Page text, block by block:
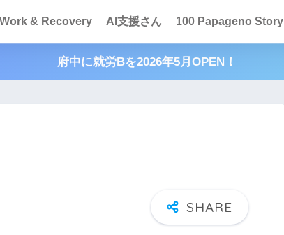
& Recovery AI支援さん 100 Papageno Story
府中に就労Bを2026年5月OPEN！